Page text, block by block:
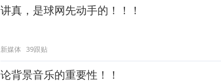
讲真，是球网先动手的！！！
新媒体 39跟贴
论背景音乐的重要性！！